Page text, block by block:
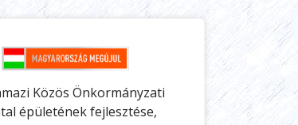
Közös Önkormányzati
épületének fejlesztése,